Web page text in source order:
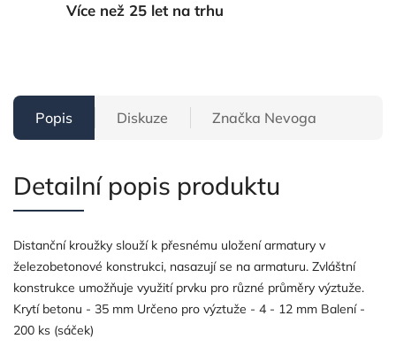
Více než 25 let na trhu
Popis Diskuze Značka Nevoga
Detailní popis produktu
Distanční kroužky slouží k přesnému uložení armatury v
železobetonové konstrukci, nasazují se na armaturu. Zvláštní
konstrukce umožňuje využití prvku pro různé průměry výztuže.
Krytí betonu - 35 mm Určeno pro výztuže - 4 - 12 mm Balení -
200 ks (sáček)